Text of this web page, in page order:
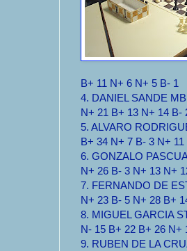
B+ 11 N+ 6 N+ 5 B- 1
4. DANIEL SANDE
N+ 21 B+ 13 N+ 14 B-
5. ALVARO
B+ 34 N+ 7 B- 3 N+ 11
6. GONZALO
N+ 26 B- 3 N+ 13 N+
7. FERNANDO DE
N+ 23 B- 5 N+ 28 B+
8. MIGUEL GARCIA
N- 15 B+ 22 B+ 26 N+
9. RUBEN DE LA